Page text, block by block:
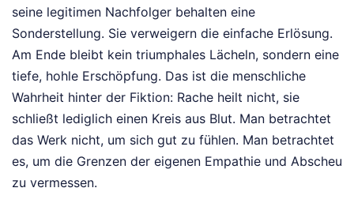
seine legitimen Nachfolger behalten eine
Sonderstellung. Sie verweigern die einfache Erlösung.
Am Ende bleibt kein triumphales Lächeln, sondern eine
tiefe, hohle Erschöpfung. Das ist die menschliche
Wahrheit hinter der Fiktion: Rache heilt nicht, sie
schließt lediglich einen Kreis aus Blut. Man betrachtet
das Werk nicht, um sich gut zu fühlen. Man betrachtet
es, um die Grenzen der eigenen Empathie und Abscheu
zu vermessen.